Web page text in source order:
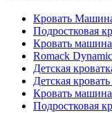
Кровать
Подростковая
Кровать
Romack
Детская
Детская
Кровать
Подростковая